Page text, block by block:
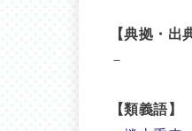
【典拠・出
－
【類義語】